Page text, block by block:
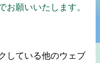
お願いいたします。
している他のウェブ